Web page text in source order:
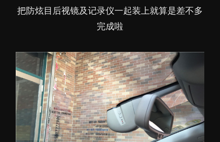
把防炫目后视镜及记录仪一起装上就算是差不多
完成啦